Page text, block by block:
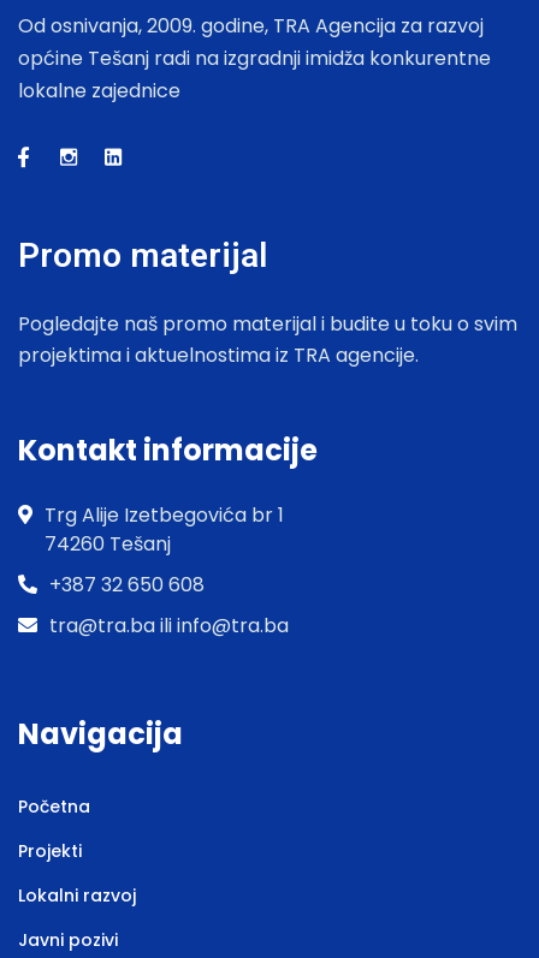
Od osnivanja, 2009. godine, TRA Agencija za razvoj
općine Tešanj radi na izgradnji imidža konkurentne
lokalne zajednice
Promo materijal
Pogledajte naš promo materijal i budite u toku o svim
projektima i aktuelnostima iz TRA agencije.
Kontakt informacije
Trg Alije Izetbegovića br 1
74260 Tešanj
+387 32 650 608
tra@tra.ba ili info@tra.ba
Navigacija
Početna
Projekti
Lokalni razvoj
Javni pozivi